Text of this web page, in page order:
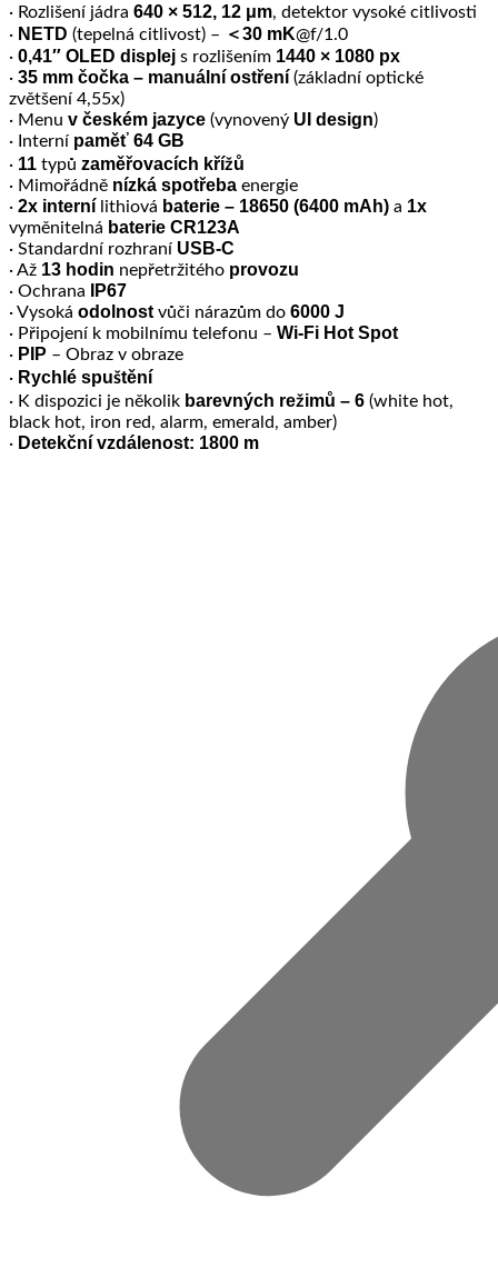
· Rozlišení jádra 640 × 512, 12 μm, detektor vysoké citlivosti
· NETD (tepelná citlivost) – ＜30 mK@f/1.0
· 0,41″ OLED displej s rozlišením 1440 × 1080 px
· 35 mm čočka – manuální ostření (základní optické
zvětšení 4,55x)
· Menu v českém jazyce (vynovený UI design)
· Interní paměť 64 GB
· 11 typů zaměřovacích křížů
· Mimořádně nízká spotřeba energie
· 2x interní lithiová baterie – 18650 (6400 mAh) a 1x
vyměnitelná baterie CR123A
· Standardní rozhraní USB-C
· Až 13 hodin nepřetržitého provozu
· Ochrana IP67
· Vysoká odolnost vůči nárazům do 6000 J
· Připojení k mobilnímu telefonu – Wi-Fi Hot Spot
· PIP – Obraz v obraze
· Rychlé spuštění
· K dispozici je několik barevných režimů – 6 (white hot,
black hot, iron red, alarm, emerald, amber)
· Detekční vzdálenost: 1800 m